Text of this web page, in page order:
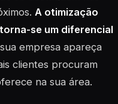
A otimização
se um diferencial
empresa apareça
clientes procuram
na sua área.